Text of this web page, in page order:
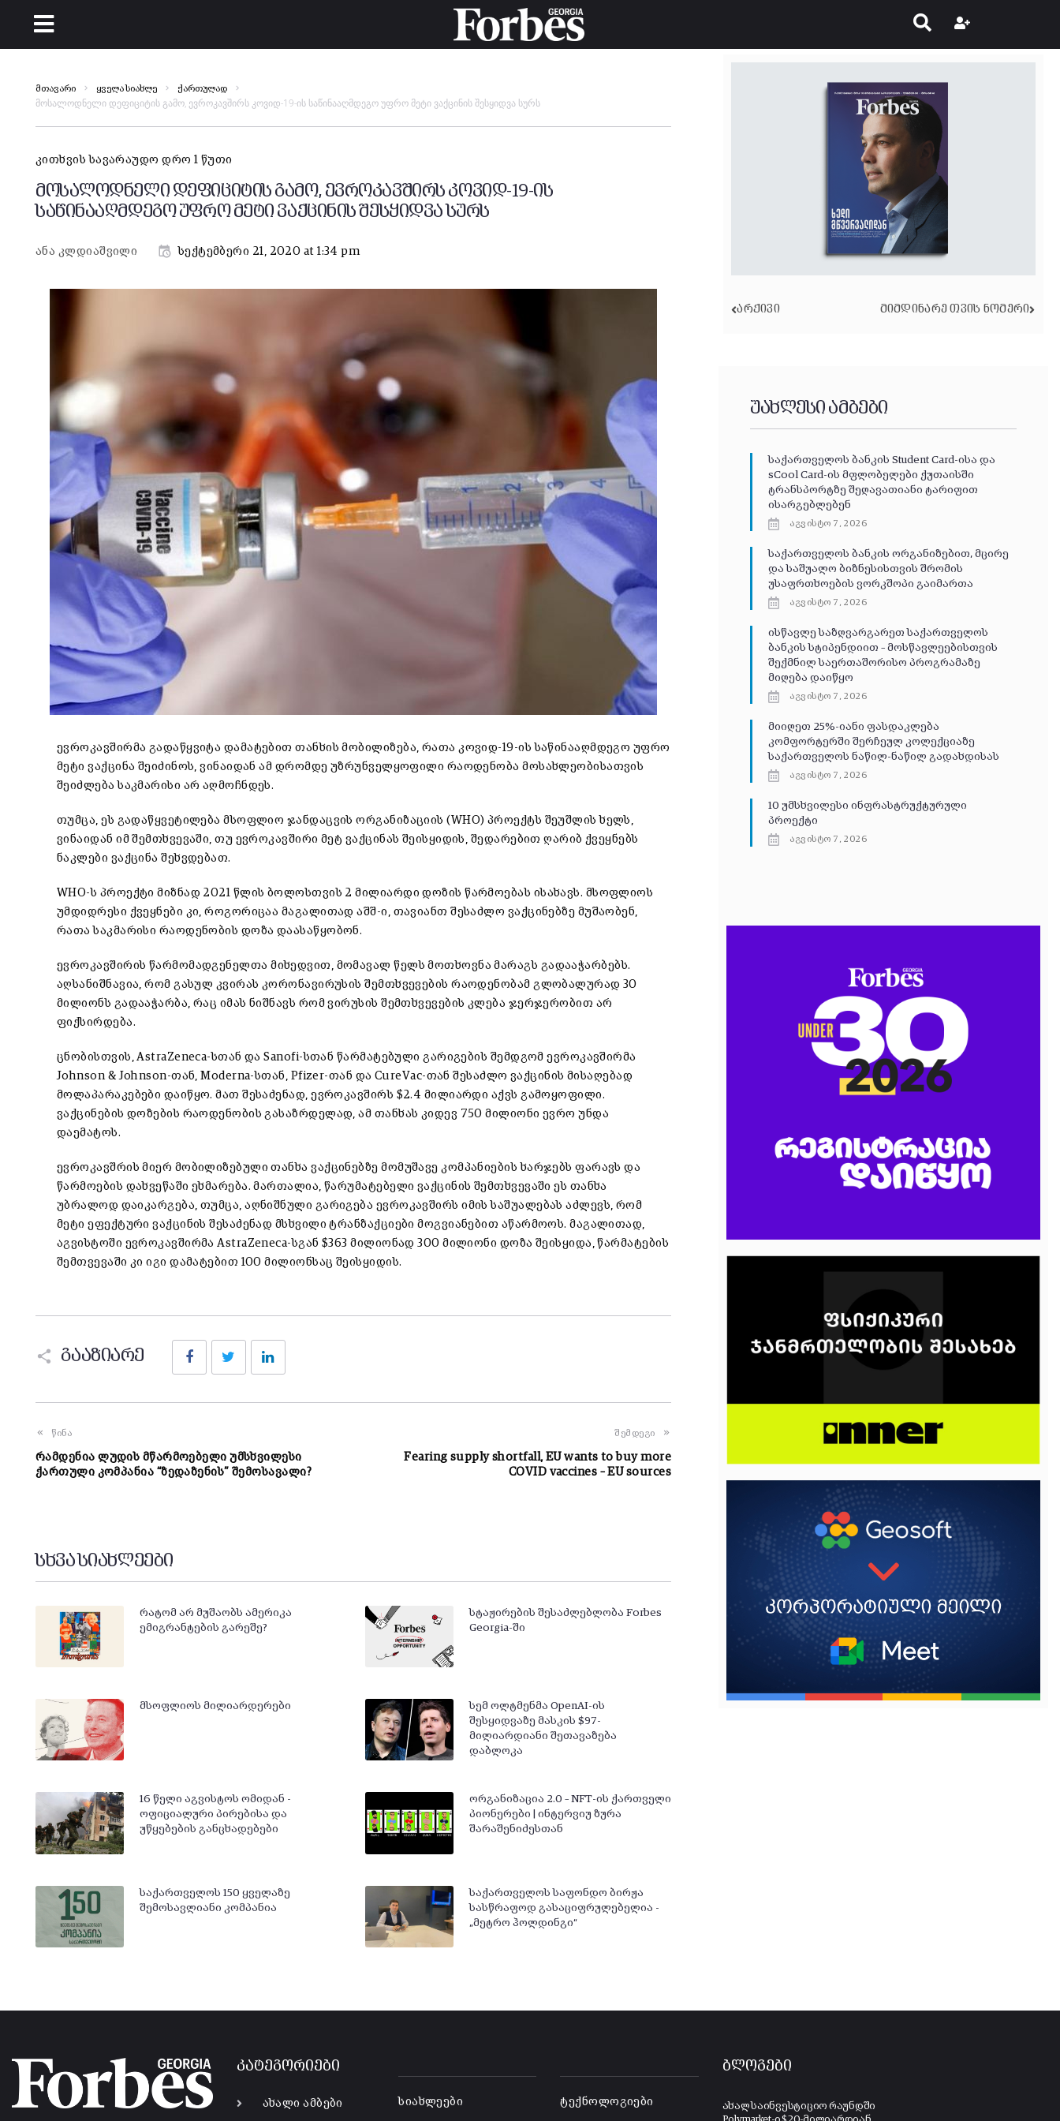
მთავარი ყველა სიახლე ქართულად
მოსალოდნელი დეფიციტის გამო, ევროკავშირს კოვიდ-19-ის საწინააღმდეგო უფრო მეტი ვაქცინის შესყიდვა სურს
კითხვის სავარაუდო დრო 1 წუთი
მოსალოდნელი დეფიციტის გამო, ევროკავშირს კოვიდ-19-ის
საწინააღმდეგო უფრო მეტი ვაქცინის შესყიდვა სურს
ანა კლდიაშვილი სექტემბერი 21, 2020 at 1:34 pm
ევროკავშირმა გადაწყვიტა დამატებით თანხის მობილიზება, რათა კოვიდ-19-ის საწინააღმდეგო უფრო
მეტი ვაქცინა შეიძინოს, ვინაიდან ამ დრომდე უზრუნველყოფილი რაოდენობა მოსახლეობისათვის
შეიძლება საკმარისი არ აღმოჩნდეს.
თუმცა, ეს გადაწყვეტილება მსოფლიო ჯანდაცვის ორგანიზაციის (WHO) პროექტს შეუშლის ხელს,
ვინაიდან იმ შემთხვევაში, თუ ევროკავშირი მეტ ვაქცინას შეისყიდის, შედარებით ღარიბ ქვეყნებს
ნაკლები ვაქცინა შეხვდებათ.
WHO-ს პროექტი მიზნად 2021 წლის ბოლოსთვის 2 მილიარდი დოზის წარმოებას ისახავს. მსოფლიოს
უმდიდრესი ქვეყნები კი, როგორიცაა მაგალითად აშშ-ი, თავიანთ შესაძლო ვაქცინებზე მუშაობენ,
რათა საკმარისი რაოდენობის დოზა დაასაწყობონ.
ევროკავშირის წარმომადგენელთა მიხედვით, მომავალ წელს მოთხოვნა მარაგს გადააჭარბებს.
აღსანიშნავია, რომ გასულ კვირას კორონავირუსის შემთხვევების რაოდენობამ გლობალურად 30
მილიონს გადააჭარბა, რაც იმას ნიშნავს რომ ვირუსის შემთხვევების კლება ჯერჯერობით არ
ფიქსირდება.
ცნობისთვის, AstraZeneca-სთან და Sanofi-სთან წარმატებული გარიგების შემდგომ ევროკავშირმა
Johnson & Johnson-თან, Moderna-სთან, Pfizer-თან და CureVac-თან შესაძლო ვაქცინის მისაღებად
მოლაპარაკებები დაიწყო. მათ შესაძენად, ევროკავშირს $2.4 მილიარდი აქვს გამოყოფილი.
ვაქცინების დოზების რაოდენობის გასაზრდელად, ამ თანხას კიდევ 750 მილიონი ევრო უნდა
დაემატოს.
ევროკავშრის მიერ მობილიზებული თანხა ვაქცინებზე მომუშავე კომპანიების ხარჯებს ფარავს და
წარმოების დახვეწაში ეხმარება. მართალია, წარუმატებელი ვაქცინის შემთხვევაში ეს თანხა
უბრალოდ დაიკარგება, თუმცა, აღნიშნული გარიგება ევროკავშირს იმის საშუალებას აძლევს, რომ
მეტი ეფექტური ვაქცინის შესაძენად მსხვილი ტრანზაქციები მოგვიანებით აწარმოოს. მაგალითად,
აგვისტოში ევროკავშირმა AstraZeneca-სგან $363 მილიონად 300 მილიონი დოზა შეისყიდა, წარმატების
შემთვევაში კი იგი დამატებით 100 მილიონსაც შეისყიდის.
გააზიარე
FacebookTwitter
წინა
რამდენია ლუდის მწარმოებელი უმსხვილესი
ქართული კომპანია “ზედაზენის” შემოსავალი?
შემდეგი
Fearing supply shortfall, EU wants to buy more
COVID vaccines – EU sources
სხვა სიახლეები
რატომ არ მუშაობს ამერიკა
ემიგრანტების გარეშე?
სტაჟირების შესაძლებლობა Forbes
Georgia-ში
მსოფლიოს მილიარდერები
სემ ოლტმენმა OpenAI-ის
შესყიდვაზე მასკის $97-
მილიარდიანი შეთავაზება
დაბლოკა
16 წელი აგვისტოს ომიდან -
ოფიციალური პირებისა და
უწყებების განცხადებები
ორგანიზაცია 2.0 – NFT-ის ქართველი
პიონერები | ინტერვიუ ზურა
შარაშენიძესთან
საქართველოს 150 ყველაზე
შემოსავლიანი კომპანია
საქართველოს საფონდო ბირჟა
სასწრაფოდ გასაციფრულებელია -
„მეტრო ჰოლდინგი“
ᲐᲠᲥᲘᲕᲘ ᲛᲘᲛᲓᲘᲜᲐᲠᲔ ᲗᲕᲘᲡ ᲜᲝᲛᲔᲠᲘ
უახლესი ამბები
საქართველოს ბანკის Student Card-ისა და
sCool Card-ის მფლობელები ქუთაისში
ტრანსპორტზე შეღავათიანი ტარიფით
ისარგებლებენ
აგვისტო 7, 2026
საქართველოს ბანკის ორგანიზებით, მცირე
და საშუალო ბიზნესისთვის შრომის
უსაფრთხოების ვორკშოპი გაიმართა
აგვისტო 7, 2026
ისწავლე საზღვარგარეთ საქართველოს
ბანკის სტიპენდიით – მოსწავლეებისთვის
შექმნილ საერთაშორისო პროგრამაზე
მიღება დაიწყო
აგვისტო 7, 2026
მიიღეთ 25%-იანი ფასდაკლება
კომფორტერში შერჩეულ კოლექციაზე
საქართველოს ნაწილ-ნაწილ გადახდისას
აგვისტო 7, 2026
10 უმსხვილესი ინფრასტრუქტურული
პროექტი
აგვისტო 7, 2026
კატეგორიები
ახალი ამბები სიახლეები ტექნოლოგიები
ბლოგები
ახალ საინვესტიციო რაუნდში